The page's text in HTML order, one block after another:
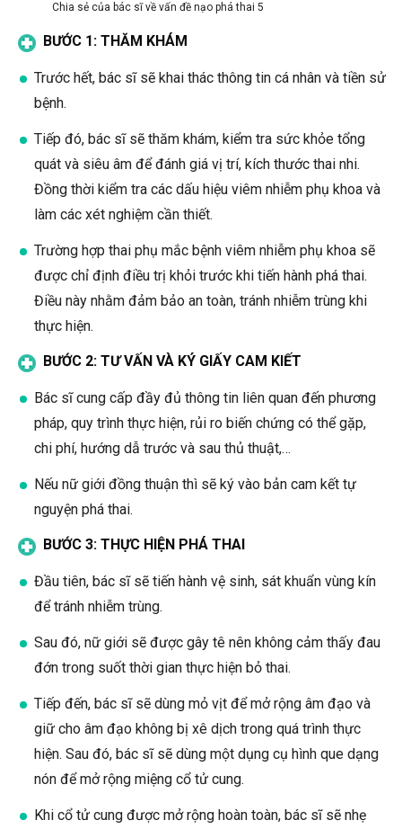
Chia sẻ của bác sĩ về vấn đề nạo phá thai 5
BƯỚC 1: THĂM KHÁM
Trước hết, bác sĩ sẽ khai thác thông tin cá nhân và tiền sử
bệnh.
Tiếp đó, bác sĩ sẽ thăm khám, kiểm tra sức khỏe tổng
quát và siêu âm để đánh giá vị trí, kích thước thai nhi.
Đồng thời kiểm tra các dấu hiệu viêm nhiễm phụ khoa và
làm các xét nghiệm cần thiết.
Trường hợp thai phụ mắc bệnh viêm nhiễm phụ khoa sẽ
được chỉ định điều trị khỏi trước khi tiến hành phá thai.
Điều này nhằm đảm bảo an toàn, tránh nhiễm trùng khi
thực hiện.
BƯỚC 2: TƯ VẤN VÀ KÝ GIẤY CAM KIẾT
Bác sĩ cung cấp đầy đủ thông tin liên quan đến phương
pháp, quy trình thực hiện, rủi ro biến chứng có thể gặp,
chi phí, hướng dẫ trước và sau thủ thuật,…
Nếu nữ giới đồng thuận thì sẽ ký vào bản cam kết tự
nguyện phá thai.
BƯỚC 3: THỰC HIỆN PHÁ THAI
Đầu tiên, bác sĩ sẽ tiến hành vệ sinh, sát khuẩn vùng kín
để tránh nhiễm trùng.
Sau đó, nữ giới sẽ được gây tê nên không cảm thấy đau
đớn trong suốt thời gian thực hiện bỏ thai.
Tiếp đến, bác sĩ sẽ dùng mỏ vịt để mở rộng âm đạo và
giữ cho âm đạo không bị xê dịch trong quá trình thực
hiện. Sau đó, bác sĩ sẽ dùng một dụng cụ hình que dạng
nón để mở rộng miệng cổ tử cung.
Khi cổ tử cung được mở rộng hoàn toàn, bác sĩ sẽ nhẹ